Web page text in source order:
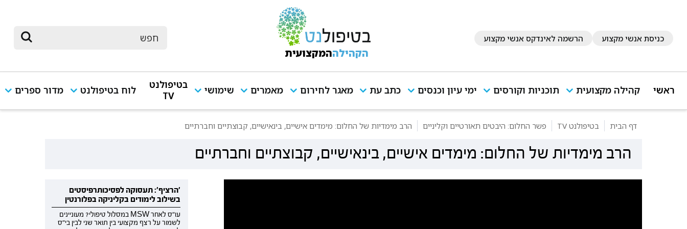
כניסת אנשי מקצוע הרשמה לאינדקס אנשי מקצוע
הקהילההמקצועית
ראשי קהילה מקצועית תוכניות וקורסים ימי עיון וכנסים כתב עת מאגר לחירום מאמרים שימושי
בטיפולנט
TV
לוח בטיפולנט מדור ספרים
דף הבית בטיפולנט TV פשר החלום: היבטים תאורטיים וקליניים הרב מימדיות של החלום: מימדים אישיים, בינאישיים, קבוצתיים וחברתיים
הרב מימדיות של החלום: מימדים אישיים, בינאישיים, קבוצתיים וחברתיים
'הרציף': תעסוקה לפסיכותרפיסטים
בשילוב לימודים בקליניקה בפלורנטין
עו"ס לאחר MSW במסלול טיפולי? מעוניינים
לשמור על רצף מקצועי בין תואר שני לבין בי"ס